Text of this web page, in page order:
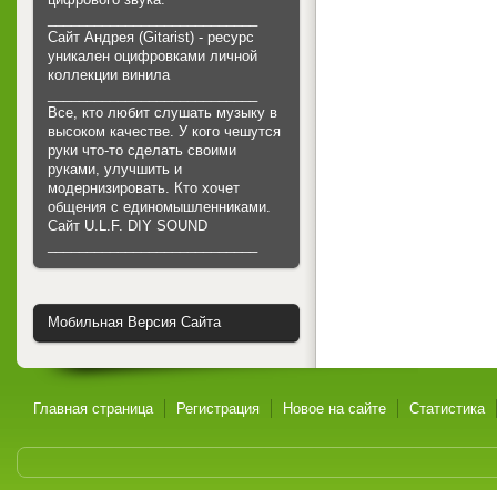
Сайт Андрея (Gitarist) - ресурс
уникален оцифровками личной
коллекции винила
Все, кто любит слушать музыку в
высоком качестве. У кого чешутся
руки что-то сделать своими
руками, улучшить и
модернизировать. Кто хочет
общения с единомышленниками.
Cайт U.L.F. DIY SOUND
Мобильная Версия Сайта
Главная страница Регистрация Новое на сайте Статистика